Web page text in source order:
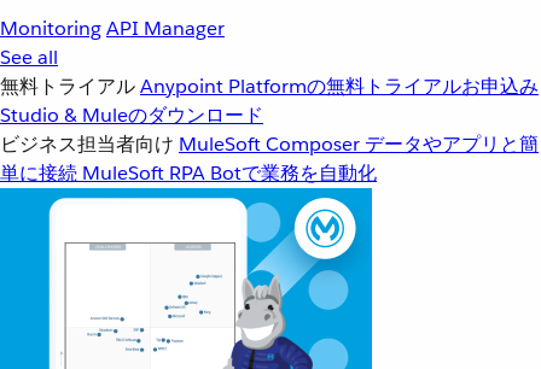
MonitoringAPI Manager
See all
無料トライアルAnypoint Platformの無料トライアルお申込み
Studio & Muleのダウンロード
ビジネス担当者向け MuleSoft Composer データやアプリと簡
単に接続 MuleSoft RPA Botで業務を自動化